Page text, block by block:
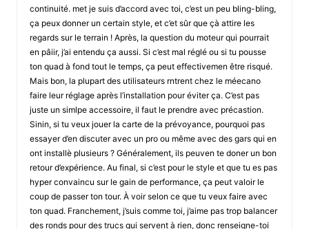
continuité. met je suis d’accord avec toi, c’est un peu bling-bling,
ça peux donner un certain style, et c’et sûr que çà attire les
regards sur le terrain ! Après, la question du moteur qui pourrait
en pâiir, j’ai entendu ça aussi. Si c’est mal réglé ou si tu pousse
ton quad à fond tout le temps, ça peut effectivemen être risqué.
Mais bon, la plupart des utilisateurs rntrent chez le méecano
faire leur réglage après l’installation pour éviter ça. C’est pas
juste un simlpe accessoire, il faut le prendre avec précastion.
Sinin, si tu veux jouer la carte de la prévoyance, pourquoi pas
essayer d’en discuter avec un pro ou même avec des gars qui en
ont installè plusieurs ? Généralement, ils peuven te doner un bon
retour d’expérience. Au final, si c’est pour le style et que tu es pas
hyper convaincu sur le gain de performance, ça peut valoir le
coup de passer ton tour. À voir selon ce que tu veux faire avec
ton quad. Franchement, j’suis comme toi, j’aime pas trop balancer
des ronds pour des trucs qui servent à rien, donc renseigne-toi